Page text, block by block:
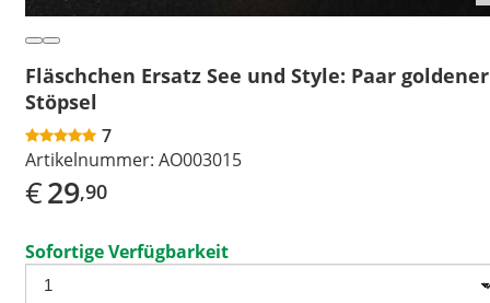
Fläschchen Ersatz See und Style: Paar goldener
Stöpsel
7
Artikelnummer: AO003015
€29,90
Sofortige Verfügbarkeit